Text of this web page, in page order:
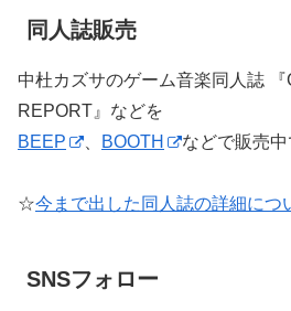
同人誌販売
中杜カズサのゲーム音楽同人誌
REPORT』などを
BEEP
BOOTH などで販売中
☆今まで出した同人誌の詳細につ
SNSフォロー